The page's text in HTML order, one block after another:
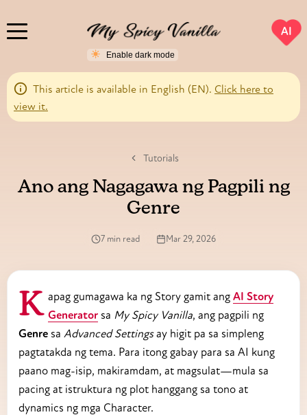
AI
This article is available in English (EN). Click here to
view it.
Tutorials
Ano ang Nagagawa ng Pagpili ng
Genre
7 min read Mar 29, 2026
Kapag gumagawa ka ng Story gamit angAI Story
Generator sa My Spicy Vanilla, ang pagpili ng
Genre sa Advanced Settingsay higit pa sa simpleng
pagtatakda ng tema. Para itong gabay para sa AI kung
paano mag-isip, makiramdam, at magsulat—mula sa
pacing at istruktura ng plot hanggang sa tono at
dynamics ng mga Character.